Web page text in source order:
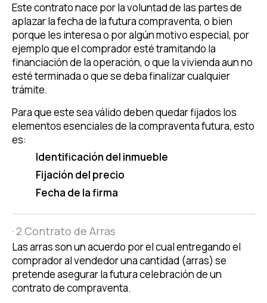
Este contrato nace por la voluntad de las partes de
aplazar la fecha de la futura compraventa, o bien
porque les interesa o por algún motivo especial, por
ejemplo que el comprador esté tramitando la
financiación de la operación, o que la vivienda aun no
esté terminada o que se deba finalizar cualquier
trámite.
Para que este sea válido deben quedar fijados los
elementos esenciales de la compraventa futura, esto
es:
Identificación del inmueble
Fijación del precio
Fecha de la firma
· 2 Contrato de Arras
Las arras son un acuerdo por el cual entregando el
comprador al vendedor una cantidad (arras) se
pretende asegurar la futura celebración de un
contrato de compraventa.